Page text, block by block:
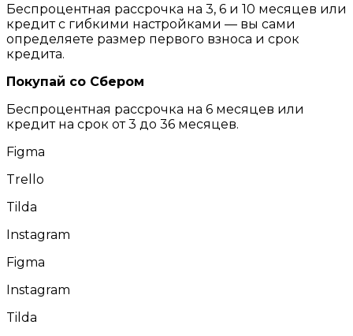
Беспроцентная рассрочка на 3, 6 и 10 месяцев или
кредит с гибкими настройками — вы сами
определяете размер первого взноса и срок
кредита.
Покупай со Сбером
Беспроцентная рассрочка на 6 месяцев или
кредит на срок от 3 до 36 месяцев.
Figma
Trello
Tilda
Instagram
Figma
Instagram
Tilda